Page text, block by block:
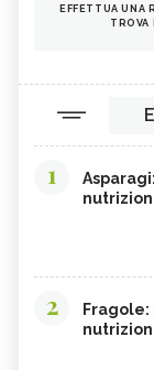
EFFETTUA UNA
TROVA
1
2
Fragole: